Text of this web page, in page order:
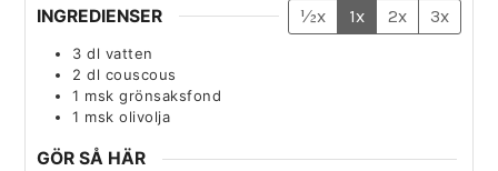
INGREDIENSER ½x 1x 2x 3x
3 dl vatten
2 dl couscous
1 msk grönsaksfond
1 msk olivolja
GÖR SÅ HÄR